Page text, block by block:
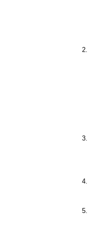
2.
3.
4.
5.